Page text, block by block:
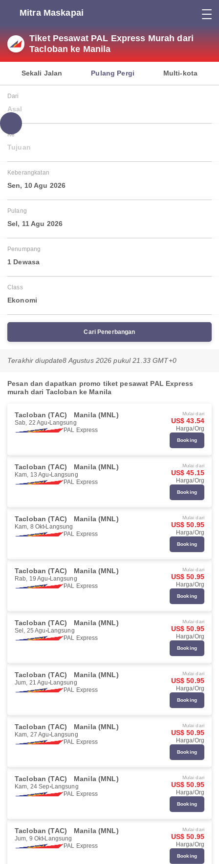
Mitra Maskapai
Tiket Pesawat PAL Express Murah dari
Tacloban ke Manila
Sekali Jalan Pulang Pergi Multi-kota
Dari
Asal
Ke
Tujuan
Keberangkatan
Sen, 10 Agu 2026
Pulang
Sel, 11 Agu 2026
Penumpang
1 Dewasa
Class
Ekonomi
Cari Penerbangan
Terakhir diupdate8 Agustus 2026 pukul 21.33 GMT+0
Pesan dan dapatkan promo tiket pesawat PAL Express
murah dari Tacloban ke Manila
Tacloban (TAC) Manila (MNL)
Sab, 22 Agu Langsung
PAL Express
Mulai dari
US$ 43.54
Harga/Org
Booking
Tacloban (TAC) Manila (MNL)
Kam, 13 Agu Langsung
PAL Express
Mulai dari
US$ 45.15
Harga/Org
Booking
Tacloban (TAC) Manila (MNL)
Kam, 8 Okt Langsung
PAL Express
Mulai dari
US$ 50.95
Harga/Org
Booking
Tacloban (TAC) Manila (MNL)
Rab, 19 Agu Langsung
PAL Express
Mulai dari
US$ 50.95
Harga/Org
Booking
Tacloban (TAC) Manila (MNL)
Sel, 25 Agu Langsung
PAL Express
Mulai dari
US$ 50.95
Harga/Org
Booking
Tacloban (TAC) Manila (MNL)
Jum, 21 Agu Langsung
PAL Express
Mulai dari
US$ 50.95
Harga/Org
Booking
Tacloban (TAC) Manila (MNL)
Kam, 27 Agu Langsung
PAL Express
Mulai dari
US$ 50.95
Harga/Org
Booking
Tacloban (TAC) Manila (MNL)
Kam, 24 Sep Langsung
PAL Express
Mulai dari
US$ 50.95
Harga/Org
Booking
Tacloban (TAC) Manila (MNL)
Jum, 9 Okt Langsung
PAL Express
Mulai dari
US$ 50.95
Harga/Org
Booking